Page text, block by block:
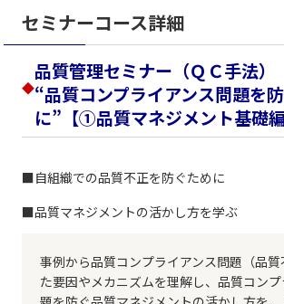
セミナーコース詳細
◆
品質管理セミナー（ＱＣ手法）
“品質コンプライアンス問題を
に”【①品質マネジメント基礎編
■自組織での品質不正を防ぐために
■品質マネジメントの活かし方を学ぶ
事例から品質コンプライアンス問題（品質
た要因やメカニズムを理解し、品質コン